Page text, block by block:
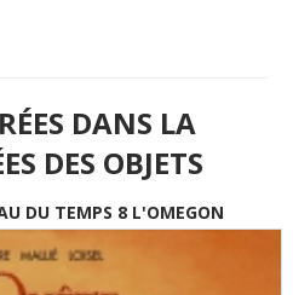
DANS LA
DES OBJETS
DU TEMPS 8 L'OMEGON